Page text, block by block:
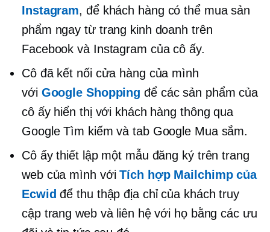
Instagram, để khách hàng có thể mua sản
phẩm ngay từ trang kinh doanh trên
Facebook và Instagram của cô ấy.
Cô đã kết nối cửa hàng của mình
với Google Shopping để các sản phẩm của
cô ấy hiển thị với khách hàng thông qua
Google Tìm kiếm và tab Google Mua sắm.
Cô ấy thiết lập một mẫu đăng ký trên trang
web của mình vớiTích hợp Mailchimp của
Ecwid để thu thập địa chỉ của khách truy
cập trang web và liên hệ với họ bằng các ưu